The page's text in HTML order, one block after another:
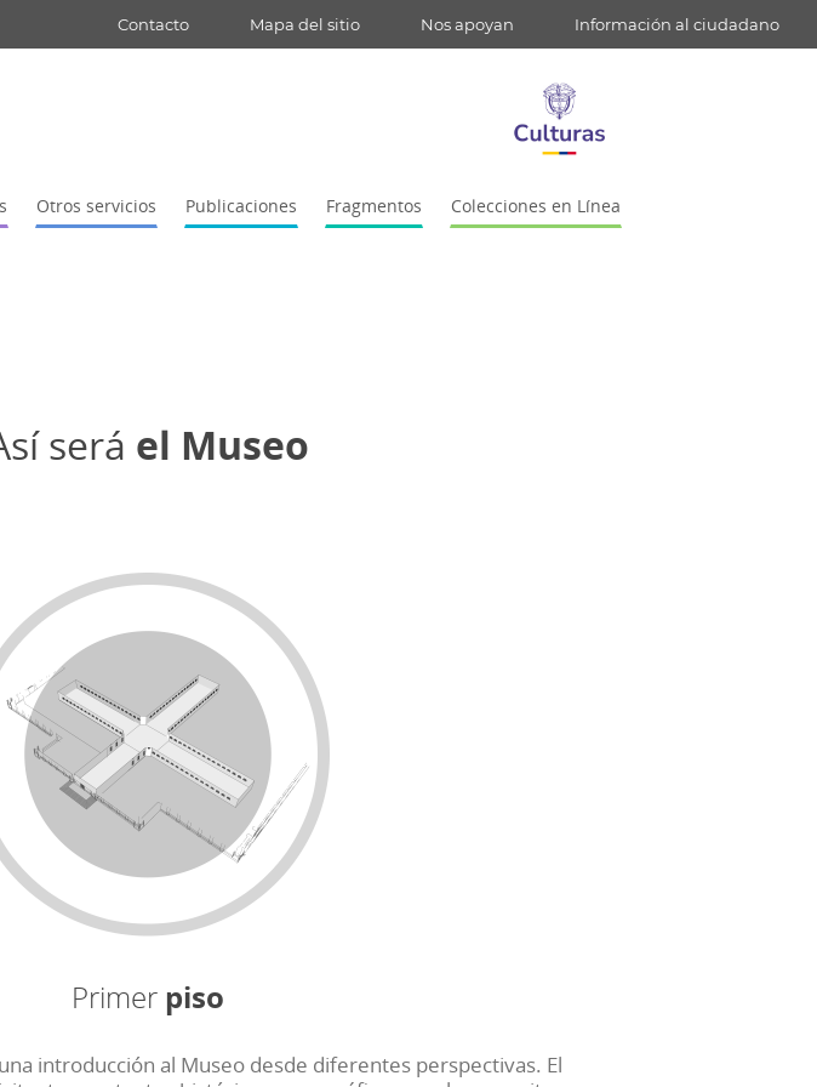
Contacto Mapa del sitio Nos apoyan Información al ciudadano
Otros servicios Publicaciones Fragmentos Colecciones en Línea
será el Museo
Primer piso
introducción al Museo desde diferentes perspectivas. El